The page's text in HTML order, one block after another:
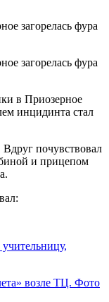
в Приозерное
инцидинта стал
почувствовал
и прицепом
возле ТЦ. Фото